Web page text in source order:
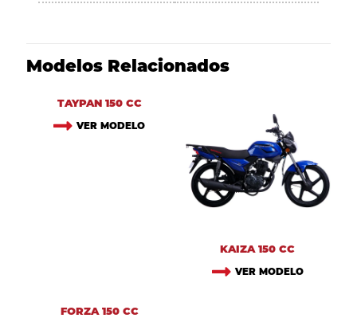
Modelos Relacionados
TAYPAN 150 CC
VER MODELO
KAIZA 150 CC
VER MODELO
FORZA 150 CC